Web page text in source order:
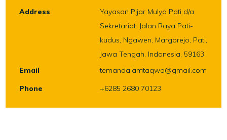
Address
Yayasan Pijar Mulya Pati d/a
Sekretariat: Jalan Raya Pati-
kudus, Ngawen, Margorejo, Pati,
Jawa Tengah, Indonesia, 59163
Email
temandalamtaqwa@gmail.com
Phone
+6285 2680 70123